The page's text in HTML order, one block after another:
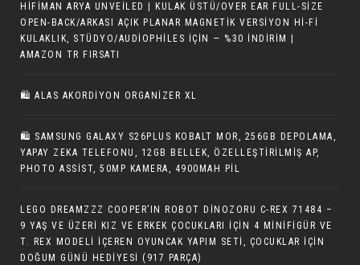
HIFIMAN ARYA UNVEILED | KULAK ÜSTÜ/OVER EAR FULL-SIZE
OPEN-BACK/ARKASI AÇIK PLANAR MAGNETIK VERSIYON HI-FI
KULAKLIK, STÜDYO/AUDIOPHILES IÇIN — %30 İNDIRIM |
AMAZON TR FIRSATI
🛍️ ALAS AKORDIYON ORGANIZER XL
🛍 SAMSUNG GALAXY S26PLUS KOBALT MOR, 256GB DEPOLAMA,
YAPAY ZEKA TELEFONU, 12GB BELLEK, ÖZELLEŞTIRILMIŞ AP,
PHOTO ASSIST, 50MP KAMERA, 4900MAH PIL
LEGO DREAMZZZ COOPER’IN ROBOT DINOZORU C-REX 71484 –
9 YAŞ VE ÜZERI KIZ VE ERKEK ÇOCUKLARI İÇIN 4 MINIFIGÜR VE
T. REX MODELI İÇEREN OYUNCAK YAPIM SETI, ÇOCUKLAR IÇIN
DOĞUM GÜNÜ HEDIYESI (917 PARÇA)